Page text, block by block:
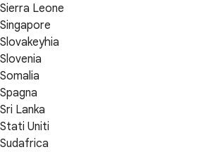
Sierra Leone
Singapore
Slovakeyhia
Slovenia
Somalia
Spagna
Sri Lanka
Stati Uniti
Sudafrica